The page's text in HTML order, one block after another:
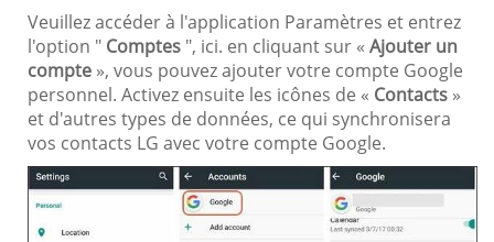
Veuillez accéder à l'application Paramètres et entrez
l'option " Comptes ", ici. en cliquant sur « Ajouter un
compte », vous pouvez ajouter votre compte Google
personnel. Activez ensuite les icônes de « Contacts »
et d'autres types de données, ce qui synchronisera
vos contacts LG avec votre compte Google.